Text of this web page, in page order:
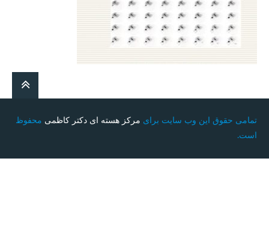
تمامی حقوق این وب سایت برای مرکز هسته ای دکتر کاظمی محفوظ
است.